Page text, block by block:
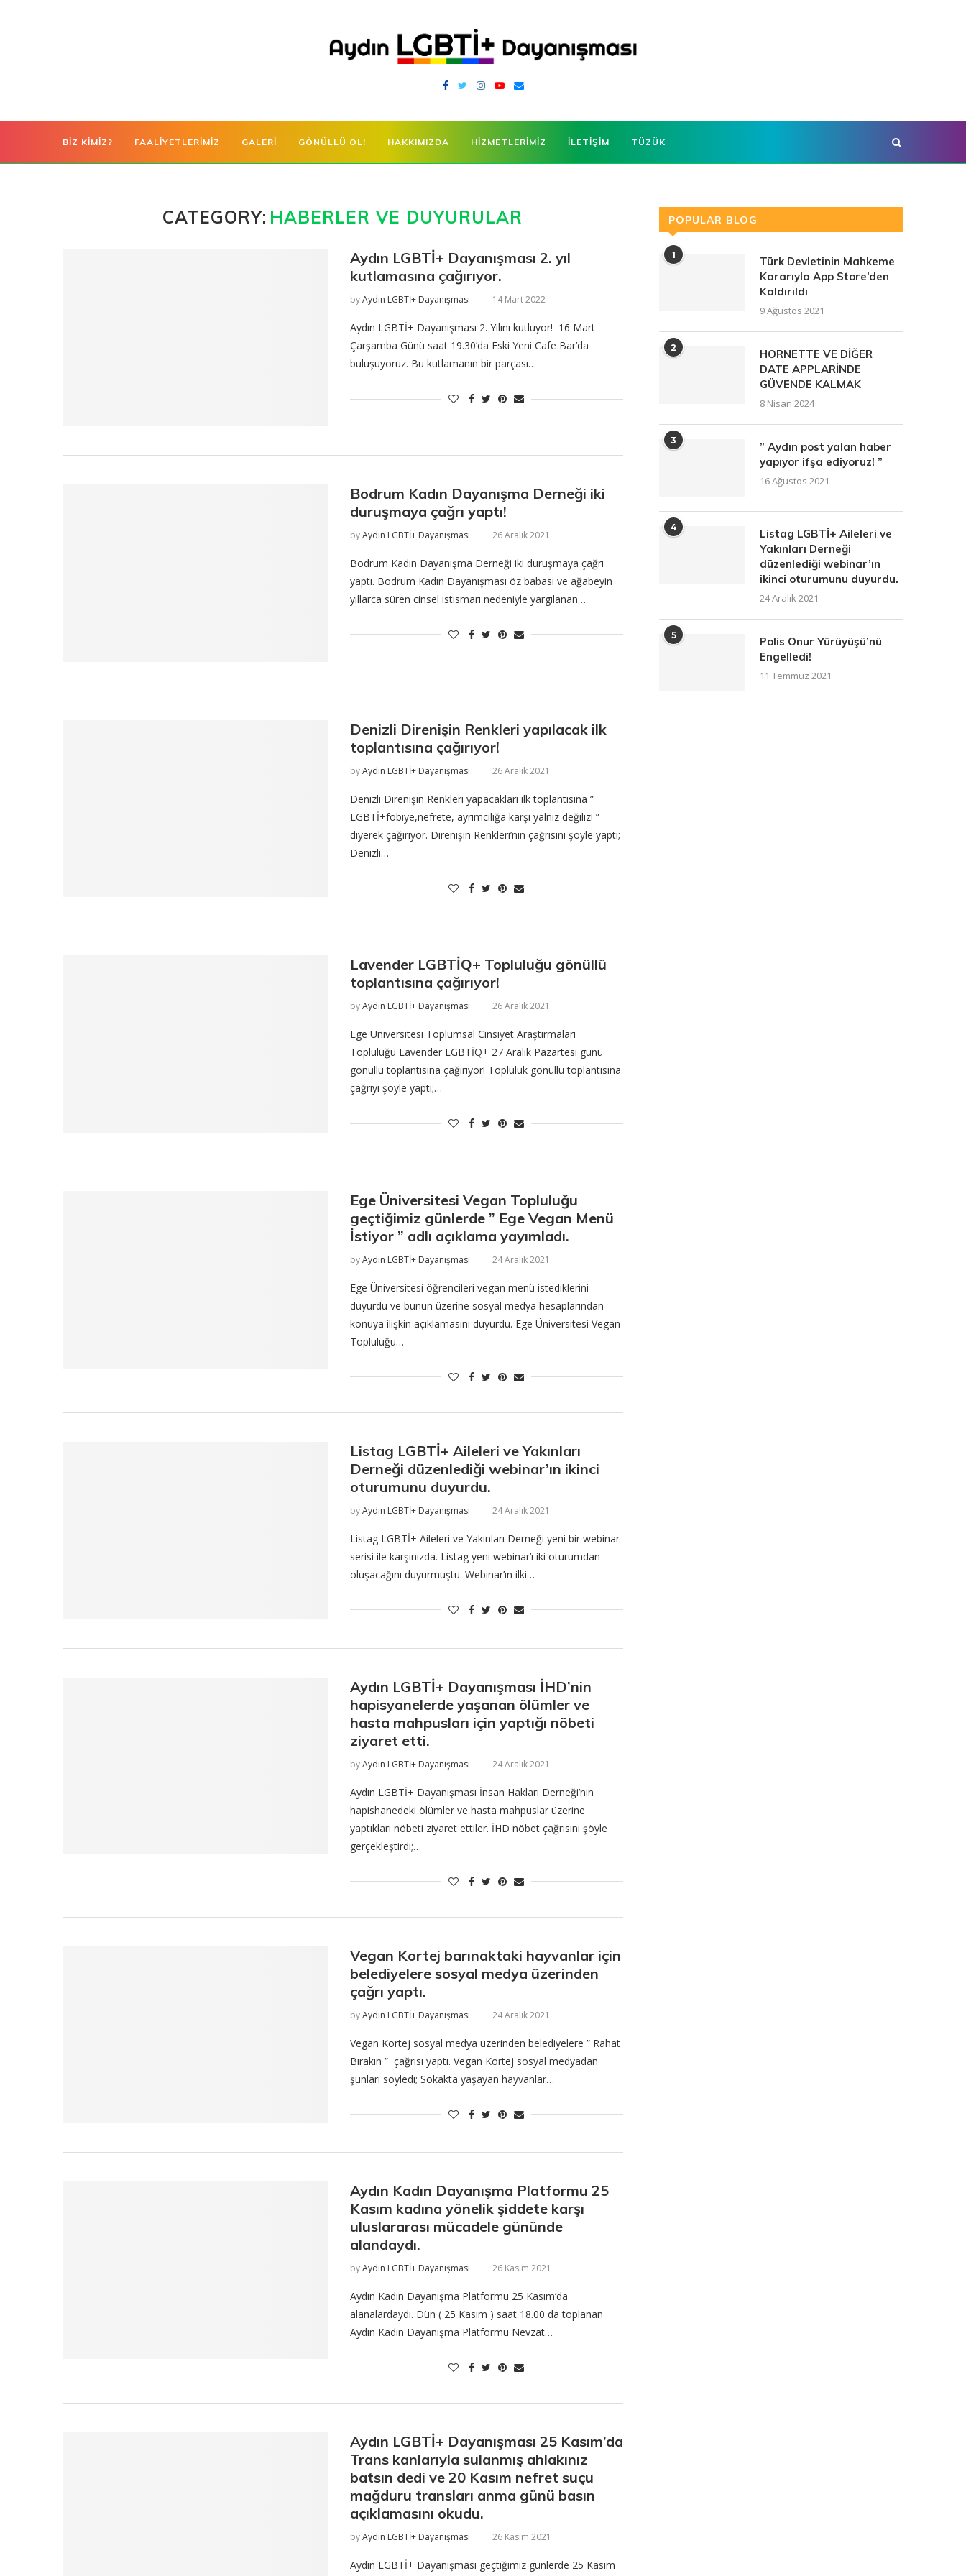
BIZ KIMIZ? FAALIYETLERIMIZ GALERI GÖNÜLLÜ OL! HAKKIMIZDA HIZMETLERIMIZ İLETIŞIM TÜZÜK
CATEGORY: HABERLER VE DUYURULAR
Aydın LGBTİ+ Dayanışması 2. yıl
kutlamasına çağırıyor.
byAydın LGBTİ+ Dayanışması 14 Mart 2022
Aydın LGBTİ+ Dayanışması 2. Yılını kutluyor! 16 Mart
Çarşamba Günü saat 19.30’da Eski Yeni Cafe Bar’da
buluşuyoruz. Bu kutlamanın bir parçası…
Bodrum Kadın Dayanışma Derneği iki
duruşmaya çağrı yaptı!
byAydın LGBTİ+ Dayanışması 26 Aralık 2021
Bodrum Kadın Dayanışma Derneği iki duruşmaya çağrı
yaptı. Bodrum Kadın Dayanışması öz babası ve ağabeyin
yıllarca süren cinsel istismarı nedeniyle yargılanan…
Denizli Direnişin Renkleri yapılacak ilk
toplantısına çağırıyor!
byAydın LGBTİ+ Dayanışması 26 Aralık 2021
Denizli Direnişin Renkleri yapacakları ilk toplantısına ”
LGBTİ+fobiye,nefrete, ayrımcılığa karşı yalnız değiliz! ”
diyerek çağırıyor. Direnişin Renkleri’nin çağrısını şöyle yaptı;
Denizli…
Lavender LGBTİQ+ Topluluğu gönüllü
toplantısına çağırıyor!
byAydın LGBTİ+ Dayanışması 26 Aralık 2021
Ege Üniversitesi Toplumsal Cinsiyet Araştırmaları
Topluluğu Lavender LGBTİQ+ 27 Aralık Pazartesi günü
gönüllü toplantısına çağırıyor! Topluluk gönüllü toplantısına
çağrıyı şöyle yaptı;…
Ege Üniversitesi Vegan Topluluğu
geçtiğimiz günlerde ” Ege Vegan Menü
İstiyor ” adlı açıklama yayımladı.
byAydın LGBTİ+ Dayanışması 24 Aralık 2021
Ege Üniversitesi öğrencileri vegan menü istediklerini
duyurdu ve bunun üzerine sosyal medya hesaplarından
konuya ilişkin açıklamasını duyurdu. Ege Üniversitesi Vegan
Topluluğu…
Listag LGBTİ+ Aileleri ve Yakınları
Derneği düzenlediği webinar’ın ikinci
oturumunu duyurdu.
byAydın LGBTİ+ Dayanışması 24 Aralık 2021
Listag LGBTİ+ Aileleri ve Yakınları Derneği yeni bir webinar
serisi ile karşınızda. Listag yeni webinar’ı iki oturumdan
oluşacağını duyurmuştu. Webinar’ın ilki…
Aydın LGBTİ+ Dayanışması İHD’nin
hapisyanelerde yaşanan ölümler ve
hasta mahpusları için yaptığı nöbeti
ziyaret etti.
byAydın LGBTİ+ Dayanışması 24 Aralık 2021
Aydın LGBTİ+ Dayanışması İnsan Hakları Derneği’nin
hapishanedeki ölümler ve hasta mahpuslar üzerine
yaptıkları nöbeti ziyaret ettiler. İHD nöbet çağrısını şöyle
gerçekleştirdi;…
Vegan Kortej barınaktaki hayvanlar için
belediyelere sosyal medya üzerinden
çağrı yaptı.
byAydın LGBTİ+ Dayanışması 24 Aralık 2021
Vegan Kortej sosyal medya üzerinden belediyelere ” Rahat
Bırakın ” çağrısı yaptı. Vegan Kortej sosyal medyadan
şunları söyledi; Sokakta yaşayan hayvanlar…
Aydın Kadın Dayanışma Platformu 25
Kasım kadına yönelik şiddete karşı
uluslararası mücadele gününde
alandaydı.
byAydın LGBTİ+ Dayanışması 26 Kasım 2021
Aydın Kadın Dayanışma Platformu 25 Kasım’da
alanalardaydı. Dün ( 25 Kasım ) saat 18.00 da toplanan
Aydın Kadın Dayanışma Platformu Nevzat…
Aydın LGBTİ+ Dayanışması 25 Kasım’da
Trans kanlarıyla sulanmış ahlakınız
batsın dedi ve 20 Kasım nefret suçu
mağduru transları anma günü basın
açıklamasını okudu.
byAydın LGBTİ+ Dayanışması 26 Kasım 2021
Aydın LGBTİ+ Dayanışması geçtiğimiz günlerde 25 Kasım
POPULAR BLOG
1
Türk Devletinin Mahkeme
Kararıyla App Store’den
Kaldırıldı
9 Ağustos 2021
2
HORNETTE VE DİĞER
DATE APPLARİNDE
GÜVENDE KALMAK
8 Nisan 2024
3
” Aydın post yalan haber
yapıyor ifşa ediyoruz! ”
16 Ağustos 2021
4
Listag LGBTİ+ Aileleri ve
Yakınları Derneği
düzenlediği webinar’ın
ikinci oturumunu duyurdu.
24 Aralık 2021
5
Polis Onur Yürüyüşü’nü
Engelledi!
11 Temmuz 2021